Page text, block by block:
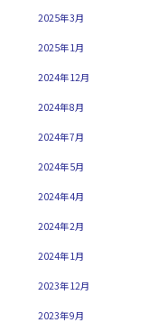
2025年3月
2025年1月
2024年12月
2024年8月
2024年7月
2024年5月
2024年4月
2024年2月
2024年1月
2023年12月
2023年9月